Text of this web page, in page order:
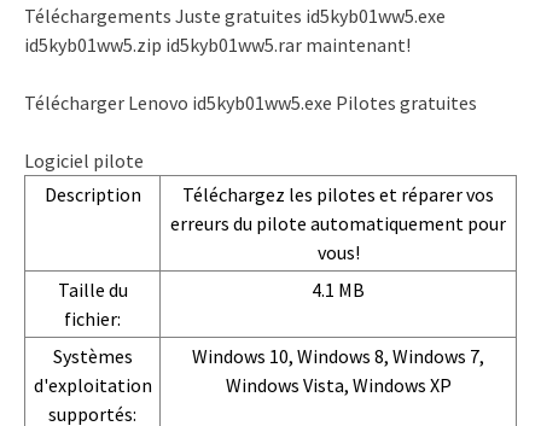
Téléchargements Juste gratuites id5kyb01ww5.exe
id5kyb01ww5.zip id5kyb01ww5.rar maintenant!
Télécharger Lenovo id5kyb01ww5.exe Pilotes gratuites
Logiciel pilote
Description
Téléchargez les pilotes et réparer vos
erreurs du pilote automatiquement pour
vous!
Taille du
fichier:
4.1 MB
Systèmes
d'exploitation
supportés:
Windows 10, Windows 8, Windows 7,
Windows Vista, Windows XP